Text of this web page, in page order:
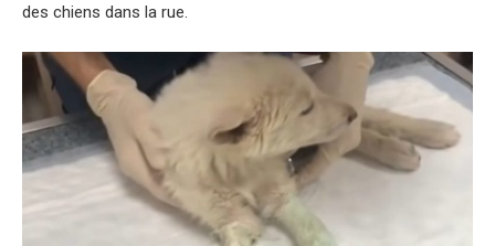
des chiens dans la rue.